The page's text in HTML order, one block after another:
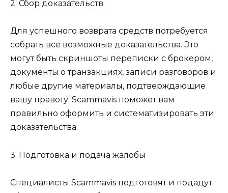
2. Сбор доказательств
Для успешного возврата средств потребуется
собрать все возможные доказательства. Это
могут быть скриншоты переписки с брокером,
документы о транзакциях, записи разговоров и
любые другие материалы, подтверждающие
вашу правоту. Scammavis поможет вам
правильно оформить и систематизировать эти
доказательства.
3. Подготовка и подача жалобы
Специалисты Scammavis подготовят и подадут